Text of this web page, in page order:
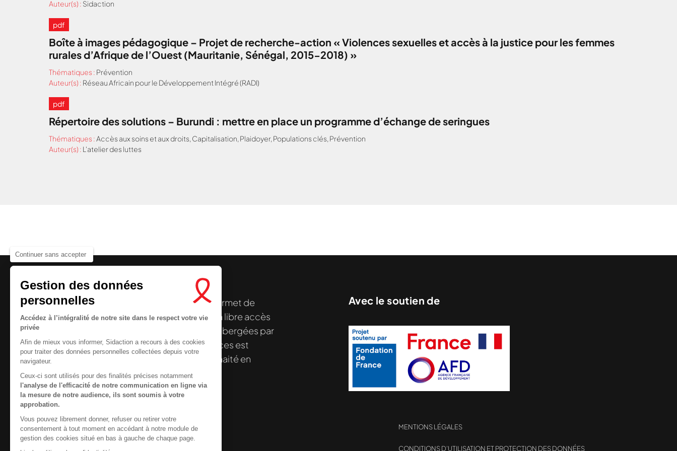
Continuer sans accepter
Gestion des données
personnelles
Accédez à l’intégralité de notre site dans le respect votre vie
privée
Afin de mieux vous informer, Sidaction a recours à des cookies
pour traiter des données personnelles collectées depuis votre
navigateur.
Ceux-ci sont utilisés pour des finalités précises notamment
l'analyse de l'efficacité de notre communication en ligne via
la mesure de notre audience, ils sont soumis à votre
approbation.
Vous pouvez librement donner, refuser ou retirer votre
consentement à tout moment en accédant à notre module de
gestion des cookies situé en bas à gauche de chaque page.
Auteur(s) : Sidaction
pdf
Boîte à images pédagogique – Projet de recherche-action « Violences sexuelles et accès à la justice pour les femmes
rurales d’Afrique de l’Ouest (Mauritanie, Sénégal, 2015-2018) »
Thématiques : Prévention
Auteur(s) : Réseau Africain pour le Développement Intégré (RADI)
pdf
Répertoire des solutions – Burundi : mettre en place un programme d’échange de seringues
Thématiques :Accès aux soins et aux droits, Capitalisation, Plaidoyer, Populations clés, Prévention
Auteur(s) : L'atelier des luttes
Nous cherchons le contenu demandé....
Le centre de ressources de Sidactionpermet de
disposer de ressources francophones en libre accès
. À l’origine, hébergées par
la Plateforme ELSA, le Centre de ressources est
désormais gérée par Sidaction qui a souhaité en
reprendre le pilotage.
Avec le soutien de
Contactez-nous
Newsletter
MENTIONS LÉGALES
CONDITIONS D’UTILISATION ET PROTECTION DES DONNÉES